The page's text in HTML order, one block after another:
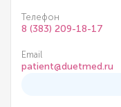
Телефон
8 (383) 209-18-17
Email
patient@duetmed.ru